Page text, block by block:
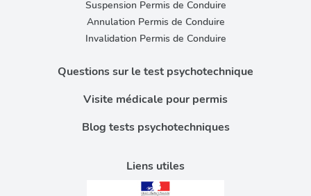
Liens utiles
Suspension Permis de Conduire
Annulation Permis de Conduire
Invalidation Permis de Conduire
Questions sur le test psychotechnique
Visite médicale pour permis
Blog tests psychotechniques